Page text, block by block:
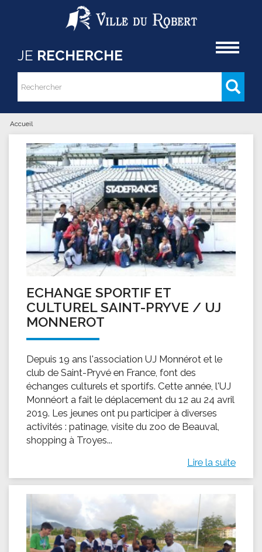
Aller au contenu principal
JE RECHERCHE
Formulaire de recherche
Rechercher
Vous êtes ici
Accueil
ECHANGE SPORTIF ET
CULTUREL SAINT-PRYVE / UJ
MONNEROT
Depuis 19 ans l'association UJ Monnérot et le
club de Saint-Pryvé en France, font des
échanges culturels et sportifs. Cette année, l'UJ
Monnéort a fait le déplacement du 12 au 24 avril
2019. Les jeunes ont pu participer à diverses
activités : patinage, visite du zoo de Beauval,
shopping à Troyes...
Lire la suite